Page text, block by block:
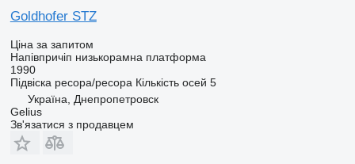
Goldhofer STZ
Ціна за запитом
Напівпричіп низькорамна платформа
1990
Підвіска ресора/ресора Кількість осей 5
Україна, Днепропетровск
Gelius
Зв'язатися з продавцем